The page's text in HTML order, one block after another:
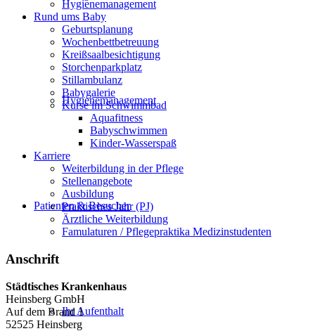
Hygienemanagement
Patienten & Besucher
Ihr Aufenthalt
Hygienemanagement
Rund ums Baby
Geburtsplanung
Wochenbettbetreuung
Kreißsaalbesichtigung
Storchenparkplatz
Stillambulanz
Babygalerie
Kurse im Schwimmbad
Aquafitness
Babyschwimmen
Kinder-Wasserspaß
Karriere
Weiterbildung in der Pflege
Stellenangebote
Ausbildung
Praktisches Jahr (PJ)
Ärztliche Weiterbildung
Famulaturen / Pflegepraktika Medizinstudenten
Anschrift
Städtisches Krankenhaus
Heinsberg GmbH
Auf dem Brand 1
52525 Heinsberg